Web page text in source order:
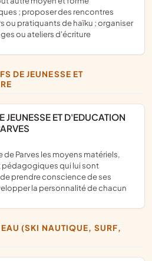
; proposer des rencontres
ou pratiquants de haïku ; organiser
ou ateliers d'écriture
pédagogiques qui lui sont
prendre conscience de ses
la personnalité de chacun